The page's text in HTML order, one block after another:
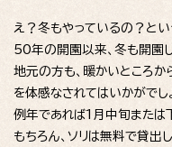
え？冬もやっているの？と
50年の開園以来、冬も開園し
地元の方も、暖かいところか
を体感なされてはいかがでし
例年であれば1月中旬または
もちろん、ソリは無料で貸出